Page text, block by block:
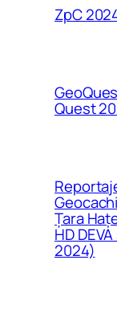
ZpC
Quest
Țara
HD
2024)